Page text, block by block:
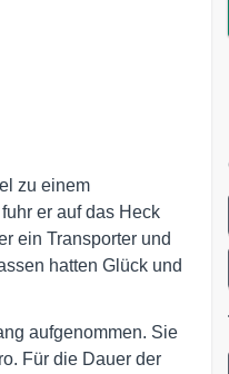
zu einem
er auf das Heck
ein Transporter und
hatten Glück und
aufgenommen. Sie
Für die Dauer der